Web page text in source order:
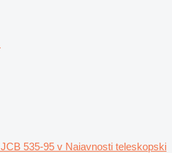
JCB 535-95 v Naiavnosti teleskopski